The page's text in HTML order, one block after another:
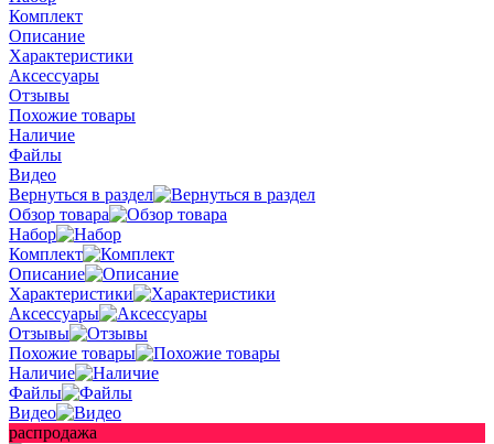
Комплект
Описание
Характеристики
Аксессуары
Отзывы
Похожие товары
Наличие
Файлы
Видео
Вернуться в раздел
Обзор товара
Набор
Комплект
Описание
Характеристики
Аксессуары
Отзывы
Похожие товары
Наличие
Файлы
Видео
распродажа